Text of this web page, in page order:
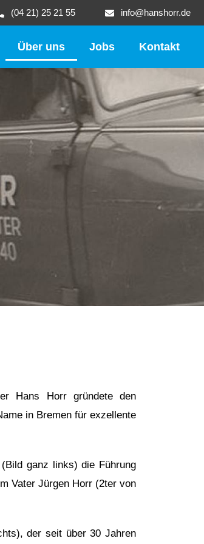
(04 21) 25 21 55 info@hanshorr.de
Über uns Jobs Kontakt
Hans Horr gründete den
in Bremen für exzellente
ganz links) die Führung
Vater Jürgen Horr (2ter von
der seit über 30 Jahren